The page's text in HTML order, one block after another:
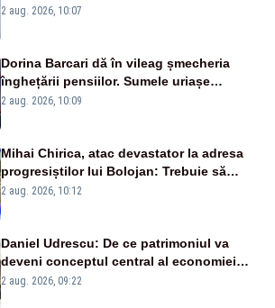
va detona o stâncă și va devia apa
2 aug. 2026, 10:07
Dorina Barcari dă în vileag șmecheria
înghețării pensiilor. Sumele uriașe
pierdute de fiecare român
2 aug. 2026, 10:09
Mihai Chirica, atac devastator la adresa
progresiștilor lui Bolojan: Trebuie să
protejăm și natura, dar nu șținem omaneii
2 aug. 2026, 10:12
Daniel Udrescu: De ce patrimoniul va
deveni conceptul central al economiei
viitoare?
2 aug. 2026, 09:22